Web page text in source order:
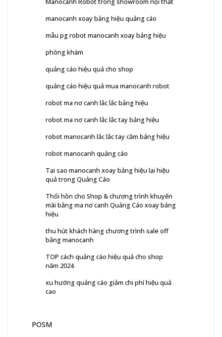
manocanh xoay bảng hiệu quảng cáo
mẫu pg robot manocanh xoay bảng hiệu
phòng khám
quảng cáo hiệu quả cho shop
quảng cáo hiệu quả mua manocanh robot
robot ma nơ canh lắc lắc bảng hiệu
robot ma nơ canh lắc lắc tay bảng hiệu
robot manocanh lắc lắc tay cầm bảng hiệu
robot manocanh quảng cáo
Tại sao manocanh xoay bảng hiệu lại hiệu
quả trong Quảng Cáo
Thổi hồn cho Shop & chương trình khuyến
mãi bằng ma nơ canh Quảng Cáo xoay bảng
hiệu
thu hút khách hàng chương trình sale off
bằng manocanh
TOP cách quảng cáo hiệu quả cho shop
năm 2024
xu hướng quảng cáo giảm chi phí hiệu quả
cao
POSM